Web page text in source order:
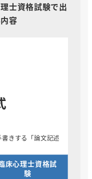
士資格試験で出
容
きする「論文記述
床心理士資格試
験